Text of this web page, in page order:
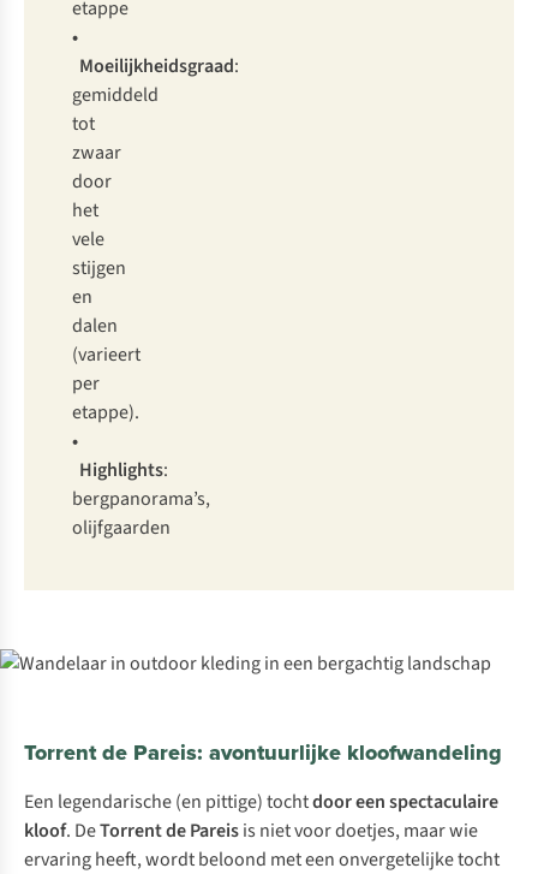
etappe
•
Moeilijkheidsgraad:
gemiddeld
tot
zwaar
door
het
vele
stijgen
en
dalen
(varieert
per
etappe).
•
Highlights:
bergpanorama’s,
olijfgaarden
Torrent de Pareis: avontuurlijke kloofwandeling
Een legendarische (en pittige) tochtdoor een spectaculaire
kloof. DeTorrent de Pareisis niet voor doetjes, maar wie
ervaring heeft, wordt beloond met een onvergetelijke tocht